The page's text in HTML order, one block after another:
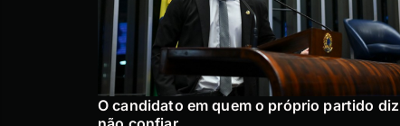
O candidato em quem o próprio partido diz